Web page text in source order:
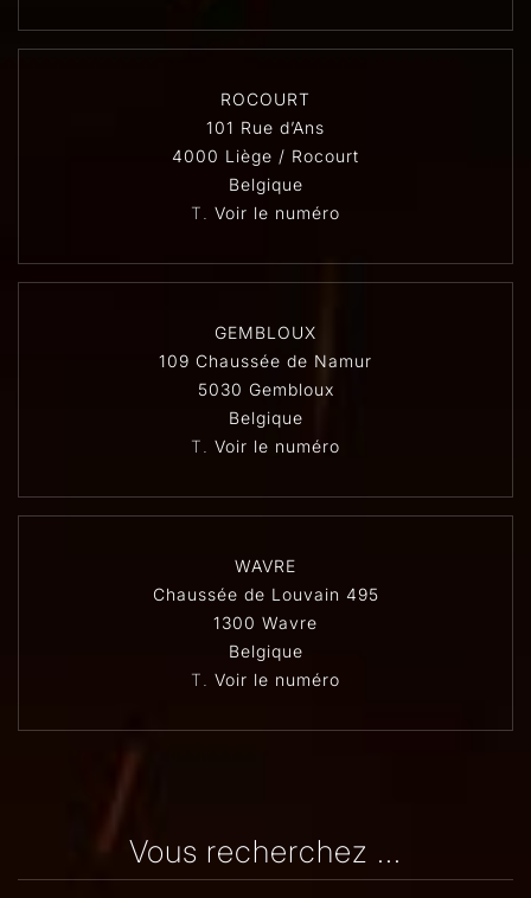
ROCOURT
101 Rue d’Ans
4000 Liège / Rocourt
Belgique
T. Voir le numéro
GEMBLOUX
109 Chaussée de Namur
5030 Gembloux
Belgique
T. Voir le numéro
WAVRE
Chaussée de Louvain 495
1300 Wavre
Belgique
T. Voir le numéro
Vous recherchez ...